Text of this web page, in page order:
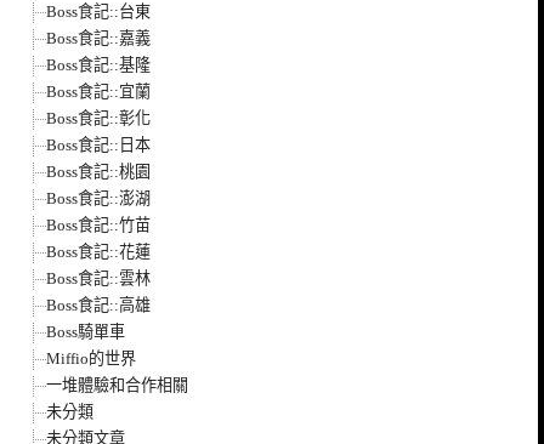
Boss食記::台東
Boss食記::嘉義
Boss食記::基隆
Boss食記::宜蘭
Boss食記::彰化
Boss食記::日本
Boss食記::桃園
Boss食記::澎湖
Boss食記::竹苗
Boss食記::花蓮
Boss食記::雲林
Boss食記::高雄
Boss騎單車
Miffio的世界
一堆體驗和合作相關
未分類
未分類文章